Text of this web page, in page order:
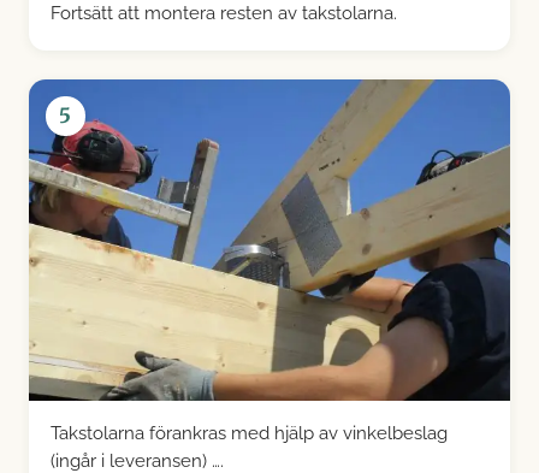
Fortsätt att montera resten av takstolarna.
5
Takstolarna förankras med hjälp av vinkelbeslag
(ingår i leveransen) ….